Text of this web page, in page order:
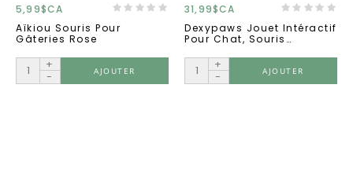
5,99$CA
Aïkiou Souris Pour
Gâteries Rose
+
-
AJOUTER
31,99$CA
Dexypaws Jouet Intéractif
Pour Chat, Souris
Télécommande
+
-
AJOUTER